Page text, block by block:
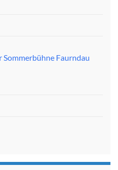
Sommerbühne Faurndau